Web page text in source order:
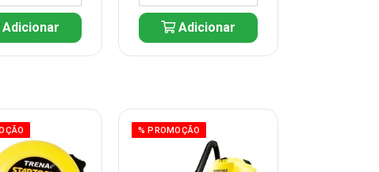
Adicionar Adicionar
% PROMOÇÃO